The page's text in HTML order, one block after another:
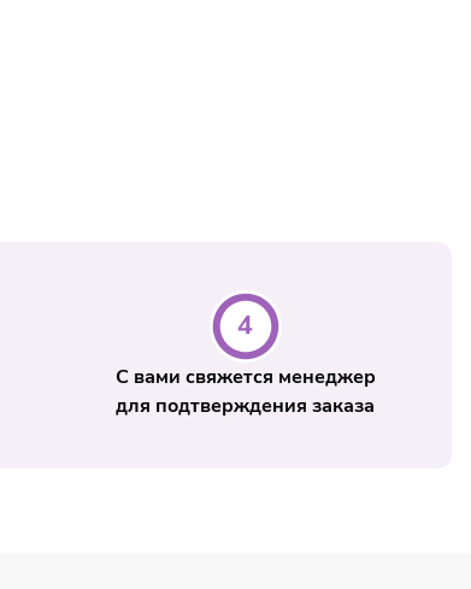
С вами свяжется менеджер
для подтверждения заказа